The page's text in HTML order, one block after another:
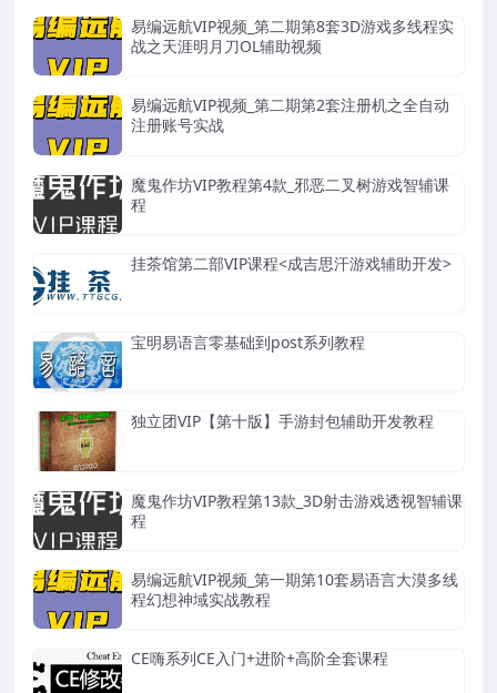
易编远航VIP视频_第二期第8套3D游戏多线程实
战之天涯明月刀OL辅助视频
易编远航VIP视频_第二期第2套注册机之全自动
注册账号实战
魔鬼作坊VIP教程第4款_邪恶二叉树游戏智辅课
程
挂茶馆第二部VIP课程<成吉思汗游戏辅助开发>
宝明易语言零基础到post系列教程
独立团VIP【第十版】手游封包辅助开发教程
魔鬼作坊VIP教程第13款_3D射击游戏透视智辅课
程
易编远航VIP视频_第一期第10套易语言大漠多线
程幻想神域实战教程
CE嗨系列CE入门+进阶+高阶全套课程